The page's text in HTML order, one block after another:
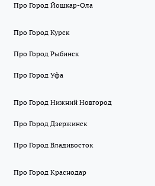
Про Город Йошкар-Ола
Про Город Курск
Про Город Рыбинск
Про Город Уфа
Про Город Нижний Новгород
Про Город Дзержинск
Про Город Владивосток
Про Город Краснодар